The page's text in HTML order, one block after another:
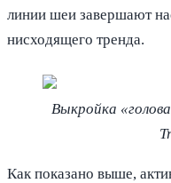
линии шеи завершают
нисходящего тренда.
Выкройка
Как показано выше,